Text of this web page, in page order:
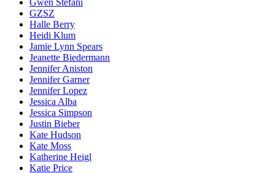
Gwen Stefani
GZSZ
Halle Berry
Heidi Klum
Jamie Lynn Spears
Jeanette Biedermann
Jennifer Aniston
Jennifer Garner
Jennifer Lopez
Jessica Alba
Jessica Simpson
Justin Bieber
Kate Hudson
Kate Moss
Katherine Heigl
Katie Price